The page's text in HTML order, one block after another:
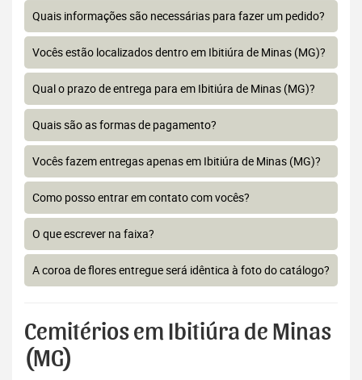
Quais informações são necessárias para fazer um pedido?
Vocês estão localizados dentro em Ibitiúra de Minas (MG)?
Qual o prazo de entrega para em Ibitiúra de Minas (MG)?
Quais são as formas de pagamento?
Vocês fazem entregas apenas em Ibitiúra de Minas (MG)?
Como posso entrar em contato com vocês?
O que escrever na faixa?
A coroa de flores entregue será idêntica à foto do catálogo?
Cemitérios em Ibitiúra de Minas
(MG)